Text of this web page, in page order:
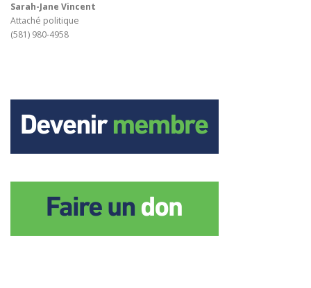
Sarah-Jane Vincent
Attaché politique
(581) 980-4958